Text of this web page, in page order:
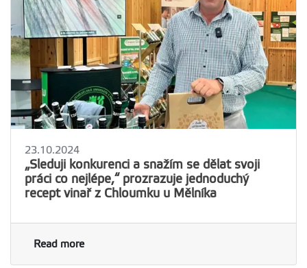
23.10.2024
„Sleduji konkurenci a snažím se dělat svoji
práci co nejlépe,“ prozrazuje jednoduchý
recept vinař z Chloumku u Mělníka
Read more